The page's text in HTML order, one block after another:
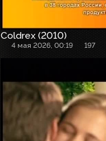
Coldrex (2010)
4 мая 2026, 00:19 197